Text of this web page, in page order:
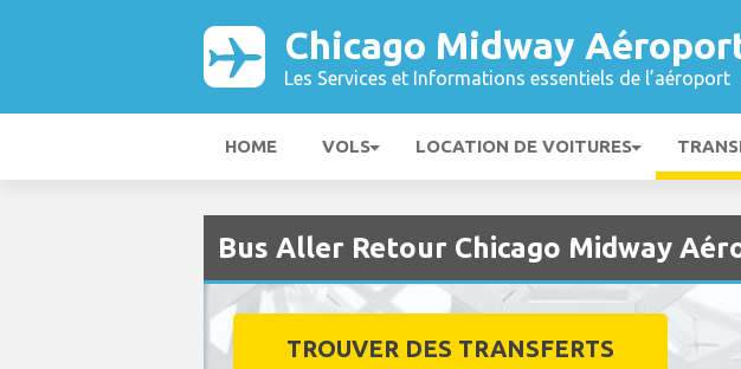
Chicago Midway
Les Services et Informations essentiels de l’aéroport
HOME VOLS LOCATION DE VOITURES
Bus Aller Retour Chicago Midway
TROUVER DES TRANSFERTS